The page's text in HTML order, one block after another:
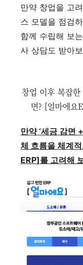
만약 창업을 고
스 모델을 점검
함께 수립해 보
사 상담도 받아
창업 이후 복잡
면? [얼마에요
만약 ‘세금 감면
체 흐름을 체계
ERP]를 고려해